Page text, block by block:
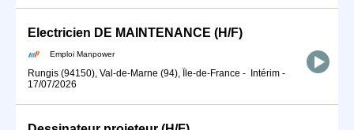
Electricien DE MAINTENANCE (H/F)
Emploi Manpower
Rungis (94150), Val-de-Marne (94), Île-de-France - Intérim -
17/07/2026